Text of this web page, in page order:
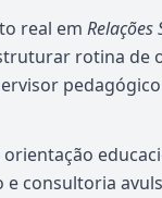
real em Relações
rotina de
consultoria